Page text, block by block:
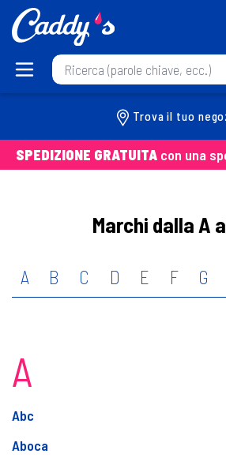
Trova il tuo
SPEDIZIONE GRATUITA con una
Marchi dalla A
A B C D E F G
A
Abc
Aboca